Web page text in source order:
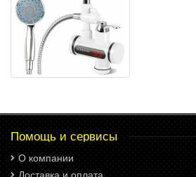
Помощь и сервисы
О компании
Доставка и оплата